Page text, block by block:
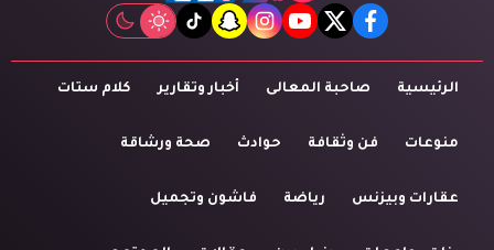
facebook
twitter
youtube
instagram
snapchat
tiktok
الرئيسية صاحبة المعالى أخبار وتقارير كلام ستات
منوعات فن وثقافة حوادث صحة ورشاقة
عقارات وبيزنس رياضة فاشون وتجميل